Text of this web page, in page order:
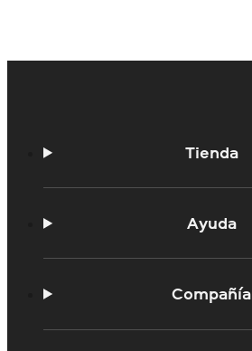
Tienda
Productos para MacAyuda
Portal de aprendizajeCompañía